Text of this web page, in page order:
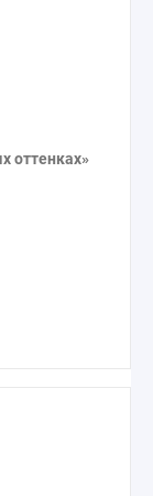
оттенках»